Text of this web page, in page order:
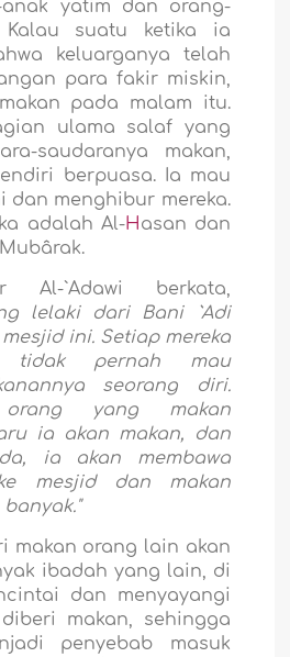
anak yatim dan orang-
Kalau suatu ketika ia
keluarganya telah
para fakir miskin,
pada malam itu.
ulama salaf yang
saudaranya makan,
berpuasa. Ia mau
dan menghibur mereka.
adalah Al-Hasan dan
Al-`Adawi berkata,
lelaki dari Bani `Adi
ini. Setiap mereka
tidak pernah mau
seorang diri.
yang makan
ia akan makan, dan
ia akan membawa
mesjid dan makan
makan orang lain akan
ibadah yang lain, di
dan menyayangi
makan, sehingga
penyebab masuk